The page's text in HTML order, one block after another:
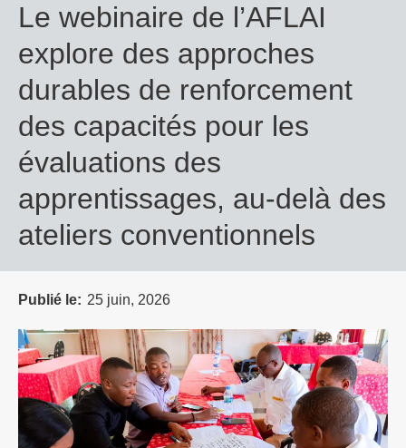
Le webinaire de l’AFLAI
explore des approches
durables de renforcement
des capacités pour les
évaluations des
apprentissages, au-delà des
ateliers conventionnels
Publié le 25 juin, 2026